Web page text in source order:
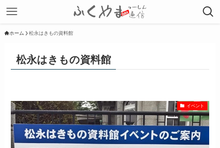
ホーム 松永はきもの資料館
松永はきもの資料館
イベント